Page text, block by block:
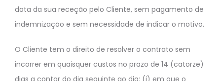
data da sua receção pelo Cliente, sem pagamento de
indemnização e sem necessidade de indicar o motivo.
O Cliente tem o direito de resolver o contrato sem
incorrer em quaisquer custos no prazo de 14 (catorze)
dias a contar do dia seguinte ao dia: (i) em que o